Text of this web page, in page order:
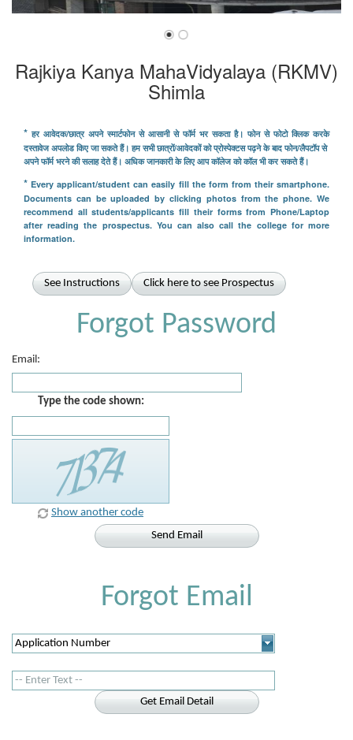
Rajkiya Kanya MahaVidyalaya (RKMV)
Shimla
* हर आवेदक/छात्र अपने स्मार्टफोन से आसानी से फॉर्म भर सकता है। फोन से फोटो क्लिक करके
दस्तावेज अपलोड किए जा सकते हैं। हम सभी छात्रों/आवेदकों को प्रोस्पेक्टस पढ़ने के बाद फोन/लैपटॉप से ​​
अपने फॉर्म भरने की सलाह देते हैं। अधिक जानकारी के लिए आप कॉलेज को कॉल भी कर सकते हैं।
* Every applicant/student can easily fill the form from their smartphone.
Documents can be uploaded by clicking photos from the phone. We
recommend all students/applicants fill their forms from Phone/Laptop
after reading the prospectus. You can also call the college for more
information.
See Instructions Click here to see Prospectus
Forgot Password
Email:
Type the code shown:
Show another code
Send Email
Forgot Email
Get Email Detail